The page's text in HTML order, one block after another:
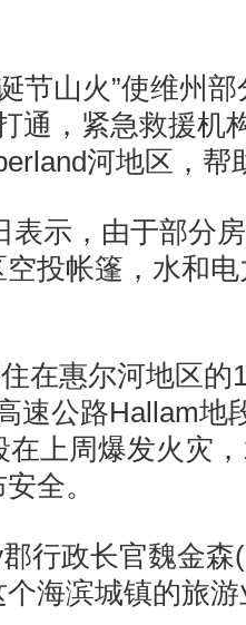
山火”使维州部
通，紧急救援机
河地区，帮
示，由于部分房
投帐篷，水和
惠尔河地区的
速公路Hallam地
上周爆发火灾
全。
政长官魏金森
海滨城镇的旅